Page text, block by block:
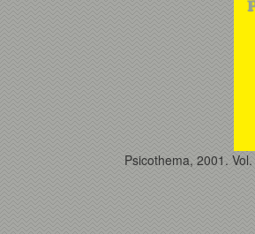
Psicothema, 2001. Vol.